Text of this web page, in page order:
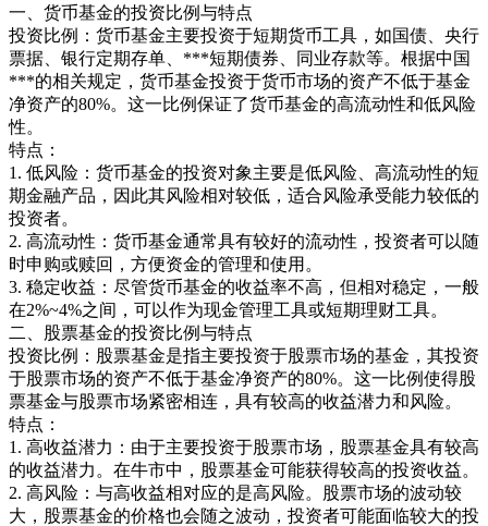
一、货币基金的投资比例与特点
投资比例：货币基金主要投资于短期货币工具，如国债、央行
票据、银行定期存单、***短期债券、同业存款等。根据中国
***的相关规定，货币基金投资于货币市场的资产不低于基金
净资产的80%。这一比例保证了货币基金的高流动性和低风险
性。
特点：
1. 低风险：货币基金的投资对象主要是低风险、高流动性的短
期金融产品，因此其风险相对较低，适合风险承受能力较低的
投资者。
2. 高流动性：货币基金通常具有较好的流动性，投资者可以随
时申购或赎回，方便资金的管理和使用。
3. 稳定收益：尽管货币基金的收益率不高，但相对稳定，一般
在2%~4%之间，可以作为现金管理工具或短期理财工具。
二、股票基金的投资比例与特点
投资比例：股票基金是指主要投资于股票市场的基金，其投资
于股票市场的资产不低于基金净资产的80%。这一比例使得股
票基金与股票市场紧密相连，具有较高的收益潜力和风险。
特点：
1. 高收益潜力：由于主要投资于股票市场，股票基金具有较高
的收益潜力。在牛市中，股票基金可能获得较高的投资收益。
2. 高风险：与高收益相对应的是高风险。股票市场的波动较
大，股票基金的价格也会随之波动，投资者可能面临较大的投